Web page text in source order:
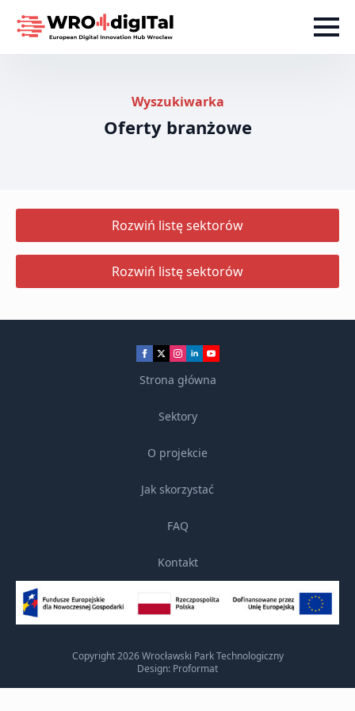
Wyszukiwarka
Oferty branżowe
Rozwiń listę sektorów
Rozwiń listę sektorów
Strona główna
Sektory
O projekcie
Jak skorzystać
FAQ
Kontakt
Copyright 2026 Wrocławski Park Technologiczny
Design: Proformat